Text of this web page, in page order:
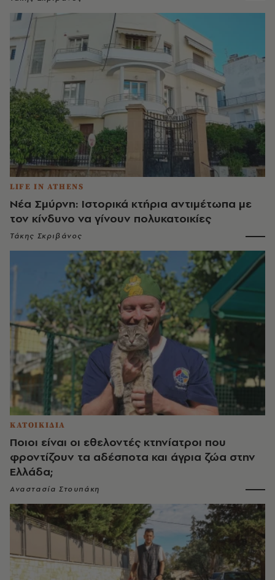
LIFE IN ATHENS
Νέα Σμύρνη: Ιστορικά κτήρια αντιμέτωπα με
τον κίνδυνο να γίνουν πολυκατοικίες
Τάκης Σκριβάνος
ΚΑΤΟΙΚΙΔΙΑ
Ποιοι είναι οι εθελοντές κτηνίατροι που
φροντίζουν τα αδέσποτα και άγρια ζώα στην
Ελλάδα;
Αναστασία Στουπάκη